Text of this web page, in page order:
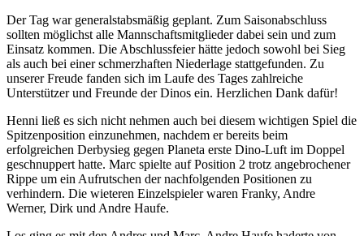
Der Tag war generalstabsmäßig geplant. Zum Saisonabschluss
sollten möglichst alle Mannschaftsmitglieder dabei sein und zum
Einsatz kommen. Die Abschlussfeier hätte jedoch sowohl bei Sieg
als auch bei einer schmerzhaften Niederlage stattgefunden. Zu
unserer Freude fanden sich im Laufe des Tages zahlreiche
Unterstützer und Freunde der Dinos ein. Herzlichen Dank dafür!
Henni ließ es sich nicht nehmen auch bei diesem wichtigen Spiel die
Spitzenposition einzunehmen, nachdem er bereits beim
erfolgreichen Derbysieg gegen Planeta erste Dino-Luft im Doppel
geschnuppert hatte. Marc spielte auf Position 2 trotz angebrochener
Rippe um ein Aufrutschen der nachfolgenden Positionen zu
verhindern. Die wieteren Einzelspieler waren Franky, Andre
Werner, Dirk und Andre Haufe.